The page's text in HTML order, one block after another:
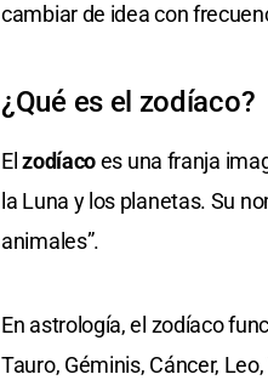
cambiar de idea con
¿Qué es el zodíaco?
Elzodíacoes una franja
la Luna y los planetas. Su
animales”.
En astrología, el zodíaco
Tauro, Géminis, Cáncer,